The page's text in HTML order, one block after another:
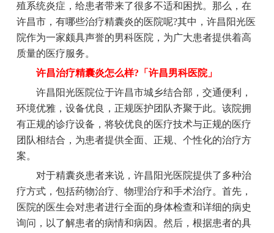
殖系统炎症，给患者带来了很多不适和困扰。那么，在
许昌市，有哪些治疗精囊炎的医院呢?其中，许昌阳光医
院作为一家颇具声誉的男科医院，为广大患者提供着高
质量的医疗服务。
许昌治疗精囊炎怎么样?「许昌男科医院」
许昌阳光医院位于许昌市城乡结合部，交通便利，
环境优雅，设备优良，正规医护团队齐聚于此。该院拥
有正规的诊疗设备，将较优良的医疗技术与正规的医疗
团队相结合，为患者提供全面、正规、个性化的治疗方
案。
对于精囊炎患者来说，许昌阳光医院提供了多种治
疗方式，包括药物治疗、物理治疗和手术治疗。首先，
医院的医生会对患者进行全面的身体检查和详细的病史
询问，以了解患者的病情和病因。然后，根据患者的具